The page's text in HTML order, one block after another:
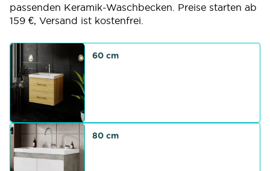
passenden Keramik-Waschbecken. Preise starten ab
159 €, Versand ist kostenfrei.
60 cm
80 cm